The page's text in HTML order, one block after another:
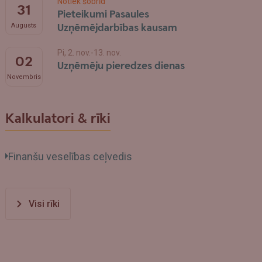
31
Augusts
Pieteikumi Pasaules
Uzņēmējdarbības kausam
02
Novembris
Pi, 2. nov.-13. nov.
Uzņēmēju pieredzes dienas
Kalkulatori & rīki
Finanšu veselības ceļvedis
Visi rīki